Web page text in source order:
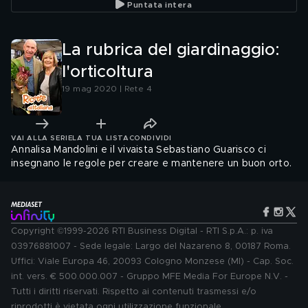
Puntata intera
La rubrica del giardinaggio:
l'orticoltura
19 mag 2020 | Rete 4
VAI ALLA SERIE LA TUA LISTA CONDIVIDI
Annalisa Mandolini e il vivaista Sebastiano Guarisco ci
insegnano le regole per creare e mantenere un buon orto.
Copyright ©1999-2026 RTI Business Digital - RTI S.p.A.: p. iva
03976881007 - Sede legale: Largo del Nazareno 8, 00187 Roma.
Uffici: Viale Europa 46, 20093 Cologno Monzese (MI) - Cap. Soc.
int. vers. € 500.000.007 - Gruppo MFE Media For Europe N.V. -
Tutti i diritti riservati. Rispetto ai contenuti trasmessi e/o